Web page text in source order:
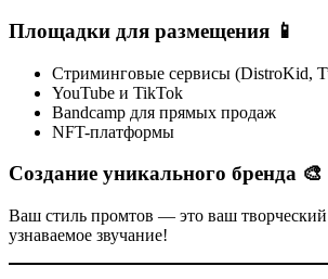
Площадки для размещения 📱
Стриминговые сервисы (DistroKid,
YouTube и TikTok
Bandcamp для прямых продаж
NFT-платформы
Создание уникального бренда 🎨
Ваш стиль промтов — это ваш творческий
узнаваемое звучание!